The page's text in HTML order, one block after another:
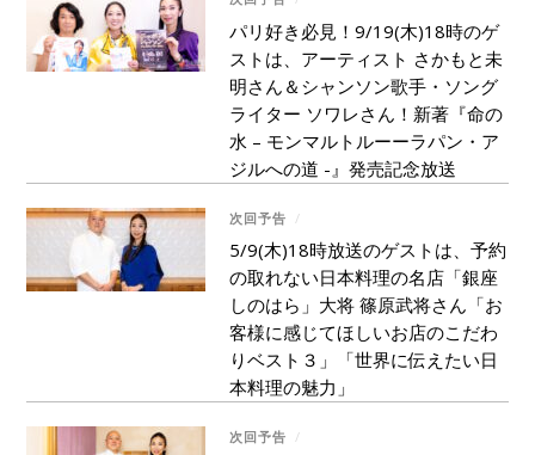
パリ好き必見！9/19(木)18時のゲ
ストは、アーティスト さかもと未
明さん＆シャンソン歌手・ソング
ライター ソワレさん！新著『命の
水 – モンマルトルーーラパン・ア
ジルへの道 -』発売記念放送
次回予告 /
5/9(木)18時放送のゲストは、予約
の取れない日本料理の名店「銀座
しのはら」大将 篠原武将さん「お
客様に感じてほしいお店のこだわ
りベスト３」「世界に伝えたい日
本料理の魅力」
次回予告 /